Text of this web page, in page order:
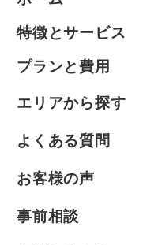
特徴とサービス
プランと費用
エリアから探す
よくある質問
お客様の声
事前相談